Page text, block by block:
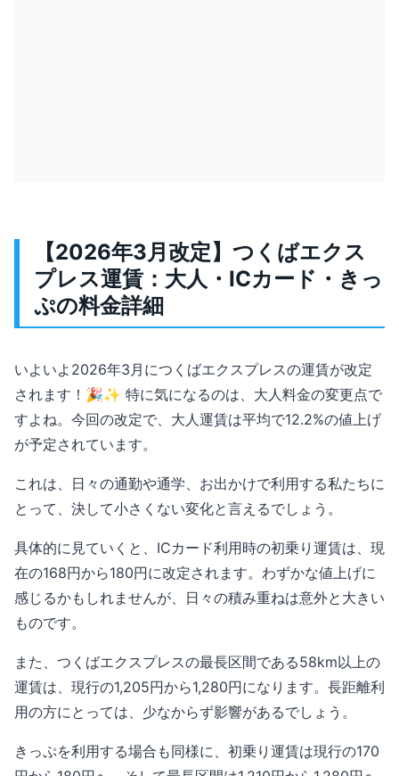
【2026年3月改定】つくばエクス
プレス運賃：大人・ICカード・きっ
ぷの料金詳細
いよいよ2026年3月につくばエクスプレスの運賃が改定
されます！🎉✨ 特に気になるのは、大人料金の変更点で
すよね。今回の改定で、大人運賃は平均で12.2%の値上げ
が予定されています。
これは、日々の通勤や通学、お出かけで利用する私たちに
とって、決して小さくない変化と言えるでしょう。
具体的に見ていくと、ICカード利用時の初乗り運賃は、現
在の168円から180円に改定されます。わずかな値上げに
感じるかもしれませんが、日々の積み重ねは意外と大きい
ものです。
また、つくばエクスプレスの最長区間である58km以上の
運賃は、現行の1,205円から1,280円になります。長距離利
用の方にとっては、少なからず影響があるでしょう。
きっぷを利用する場合も同様に、初乗り運賃は現行の170